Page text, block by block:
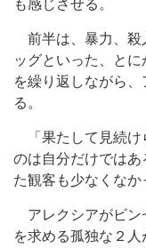
も感じさせる。
前半は、暴力、殺
ッグといった、と
を繰り返しながら
る。
「果たして見続け
のは自分だけでは
た観客も少なくなか
アレクシアがビン
を求める孤独な２